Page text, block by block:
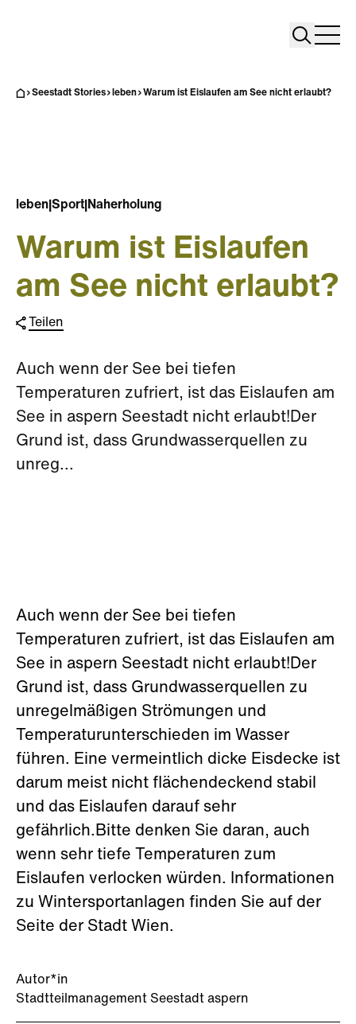
Search
Seestadt Stories leben Warum ist Eislaufen am See nicht erlaubt?
Autor*in
Stadtteilmanagement Seestadt aspern
leben Sport| Naherholung
Warum ist Eislaufen
am See nicht erlaubt?
Teilen
Auch wenn der See bei tiefen
Temperaturen zufriert, ist das Eislaufen am
See in aspern Seestadt nicht erlaubt!Der
Grund ist, dass Grundwasserquellen zu
unreg...
Auch wenn der See bei tiefen
Temperaturen zufriert, ist das Eislaufen am
See in aspern Seestadt nicht erlaubt!Der
Grund ist, dass Grundwasserquellen zu
unregelmäßigen Strömungen und
Temperaturunterschieden im Wasser
führen. Eine vermeintlich dicke Eisdecke ist
darum meist nicht flächendeckend stabil
und das Eislaufen darauf sehr
gefährlich.Bitte denken Sie daran, auch
wenn sehr tiefe Temperaturen zum
Eislaufen verlocken würden. Informationen
zu Wintersportanlagen finden Sie auf der
Seite der Stadt Wien.